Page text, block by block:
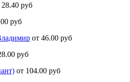
28.40 руб
руб
от 46.00 руб
руб
от 104.00 руб